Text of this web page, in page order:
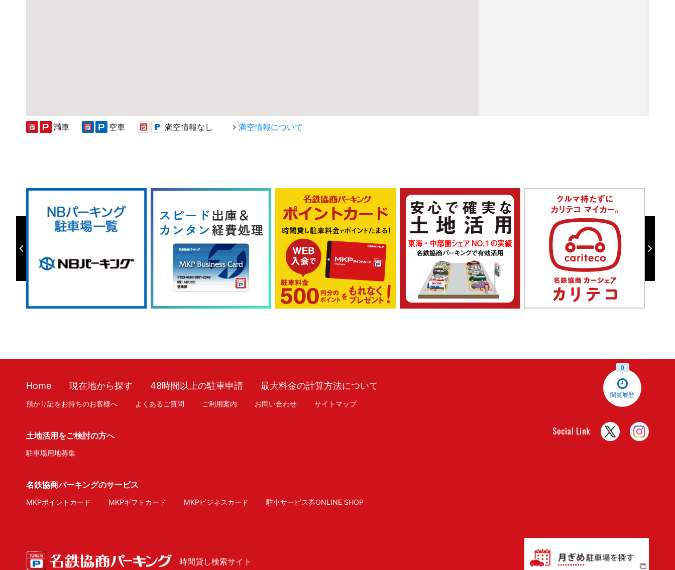
満車 空車 満空情報なし 満空情報について
閲覧履歴
0
Home 現在地から探す 48時間以上の駐車申請 最大料金の計算方法について
預かり証をお持ちのお客様へ よくあるご質問 ご利用案内 お問い合わせ サイトマップ
土地活用をご検討の方へ
駐車場用地募集
名鉄協商パーキングのサービス
MKPポイントカード MKPギフトカード MKPビジネスカード 駐車サービス券ONLINE SHOP
時間貸し検索サイト